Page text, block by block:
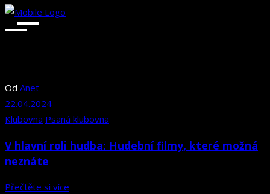
Od Anet
22.04.2024
Klubovna Psaná klubovna
V hlavní roli hudba: Hudební filmy, které možná
neznáte
Přečtěte si více